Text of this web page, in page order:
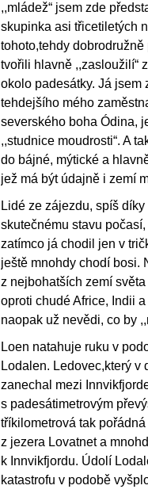
,,mládež“ jsem zde
skupinka asi třicetiletých
tohoto,tehdy
tvořili hlavně ,,zasloužilí“
okolo padesátky. Já jsem
tehdejšího mého
severského boha Ódina,
,,studnice moudrosti“. A
do bájné, mýtické a
jež má být údajně i zemí
Lidé ze zájezdu, spíš
skutečnému stavu
zatímco já chodil jen v
ještě mnohdy chodí bosi.
z nejbohatších zemí
oproti chudé Africe, Indii
naopak už nevědi, co by
Loen natahuje ruku v
Lodalen. Ledovec,který v
zanechal mezi
s padesátimetrovým
tříkilometrová tak
z jezera Lovatnet a
k Innvikfjordu. Údolí
katastrofu v podobě